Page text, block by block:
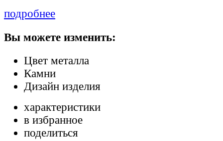
подробнее
Вы можете изменить:
Цвет металла
Камни
Дизайн изделия
характеристики
в избранное
поделиться